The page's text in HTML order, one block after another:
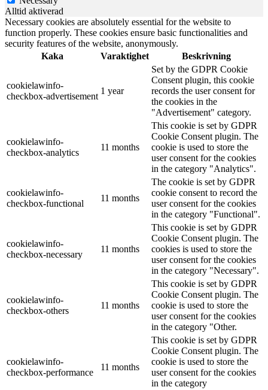
Alltid aktiverad
Necessary cookies are absolutely essential for the website to
function properly. These cookies ensure basic functionalities and
security features of the website, anonymously.
Kaka
Varaktighet Beskrivning
cookielawinfo-
checkbox-advertisement
1 year
Set by the GDPR Cookie
Consent plugin, this cookie
records the user consent for
the cookies in the
"Advertisement" category.
cookielawinfo-
checkbox-analytics
11 months
This cookie is set by GDPR
Cookie Consent plugin. The
cookie is used to store the
user consent for the cookies
in the category "Analytics".
cookielawinfo-
checkbox-functional
11 months
The cookie is set by GDPR
cookie consent to record the
user consent for the cookies
in the category "Functional".
cookielawinfo-
checkbox-necessary
11 months
This cookie is set by GDPR
Cookie Consent plugin. The
cookies is used to store the
user consent for the cookies
in the category "Necessary".
cookielawinfo-
checkbox-others
11 months
This cookie is set by GDPR
Cookie Consent plugin. The
cookie is used to store the
user consent for the cookies
in the category "Other.
cookielawinfo-
checkbox-performance
11 months
This cookie is set by GDPR
Cookie Consent plugin. The
cookie is used to store the
user consent for the cookies
in the category